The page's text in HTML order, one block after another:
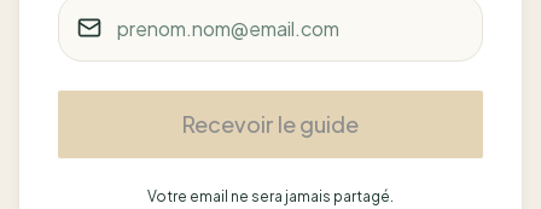
Recevoir le guide
Votre email ne sera jamais partagé.